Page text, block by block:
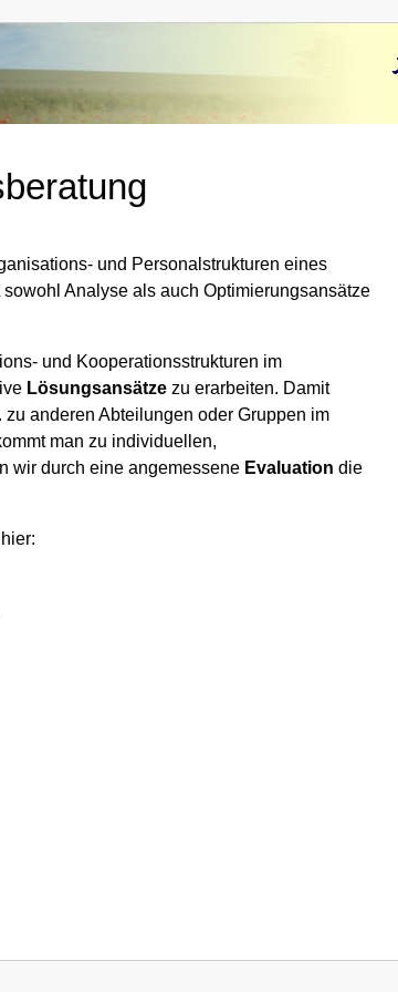
und Personalstrukturen eines
Analyse als auch Optimierungsansätze
und Kooperationsstrukturen im
Lösungsansätze zu erarbeiten. Damit
anderen Abteilungen oder Gruppen im
man zu individuellen,
wir durch eine angemessene Evaluation die